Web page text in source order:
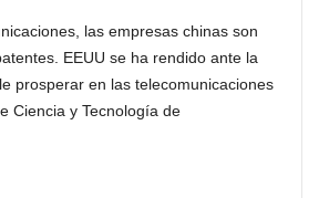
las empresas chinas son
EEUU se ha rendido ante la
prosperar en las telecomunicaciones
Ciencia y Tecnología de